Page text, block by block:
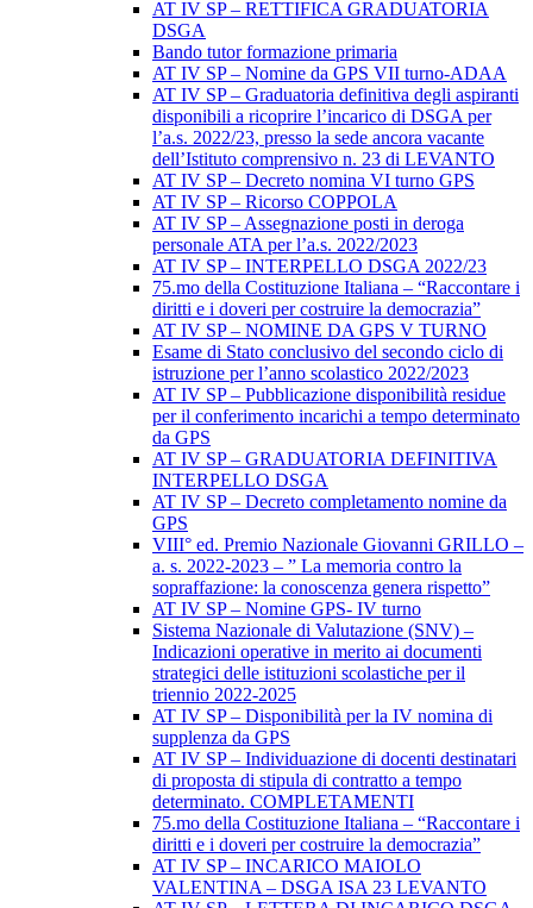
AT IV SP – RETTIFICA GRADUATORIA
DSGA
Bando tutor formazione primaria
AT IV SP – Nomine da GPS VII turno-ADAA
AT IV SP – Graduatoria definitiva degli aspiranti
disponibili a ricoprire l’incarico di DSGA per
l’a.s. 2022/23, presso la sede ancora vacante
dell’Istituto comprensivo n. 23 di LEVANTO
AT IV SP – Decreto nomina VI turno GPS
AT IV SP – Ricorso COPPOLA
AT IV SP – Assegnazione posti in deroga
personale ATA per l’a.s. 2022/2023
AT IV SP – INTERPELLO DSGA 2022/23
75.mo della Costituzione Italiana – “Raccontare i
diritti e i doveri per costruire la democrazia”
AT IV SP – NOMINE DA GPS V TURNO
Esame di Stato conclusivo del secondo ciclo di
istruzione per l’anno scolastico 2022/2023
AT IV SP – Pubblicazione disponibilità residue
per il conferimento incarichi a tempo determinato
da GPS
AT IV SP – GRADUATORIA DEFINITIVA
INTERPELLO DSGA
AT IV SP – Decreto completamento nomine da
GPS
VIII° ed. Premio Nazionale Giovanni GRILLO –
a. s. 2022-2023 – ” La memoria contro la
sopraffazione: la conoscenza genera rispetto”
AT IV SP – Nomine GPS- IV turno
Sistema Nazionale di Valutazione (SNV) –
Indicazioni operative in merito ai documenti
strategici delle istituzioni scolastiche per il
triennio 2022-2025
AT IV SP – Disponibilità per la IV nomina di
supplenza da GPS
AT IV SP – Individuazione di docenti destinatari
di proposta di stipula di contratto a tempo
determinato. COMPLETAMENTI
75.mo della Costituzione Italiana – “Raccontare i
diritti e i doveri per costruire la democrazia”
AT IV SP – INCARICO MAIOLO
VALENTINA – DSGA ISA 23 LEVANTO